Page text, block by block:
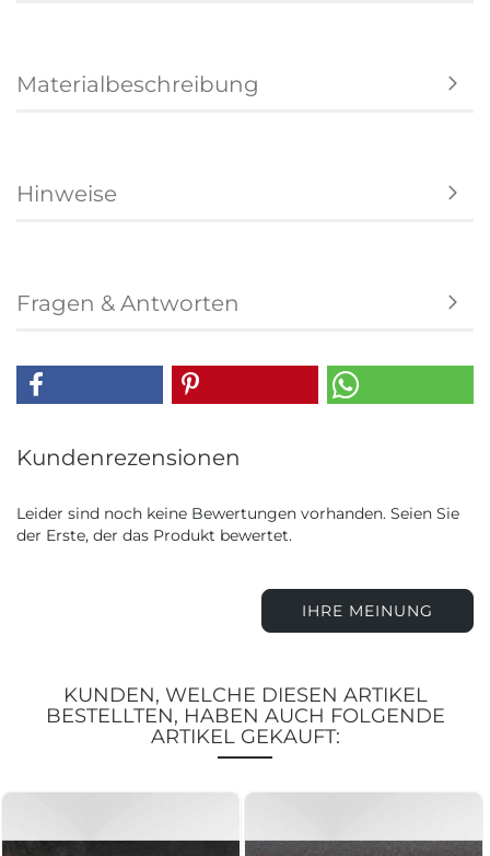
Materialbeschreibung
Hinweise
Fragen & Antworten
Kundenrezensionen
Leider sind noch keine Bewertungen vorhanden. Seien Sie
der Erste, der das Produkt bewertet.
IHRE MEINUNG
KUNDEN, WELCHE DIESEN ARTIKEL
BESTELLTEN, HABEN AUCH FOLGENDE
ARTIKEL GEKAUFT: